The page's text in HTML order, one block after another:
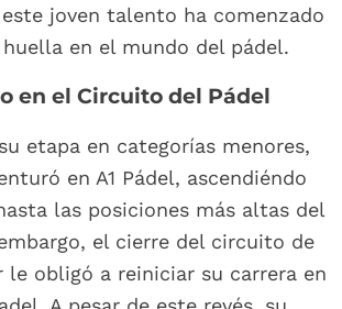
joven talento ha comenzado
en el mundo del pádel.
en el Circuito del Pádel
etapa en categorías menores,
en A1 Pádel, ascendiéndo
las posiciones más altas del
el cierre del circuito de
le obligó a reiniciar su carrera en